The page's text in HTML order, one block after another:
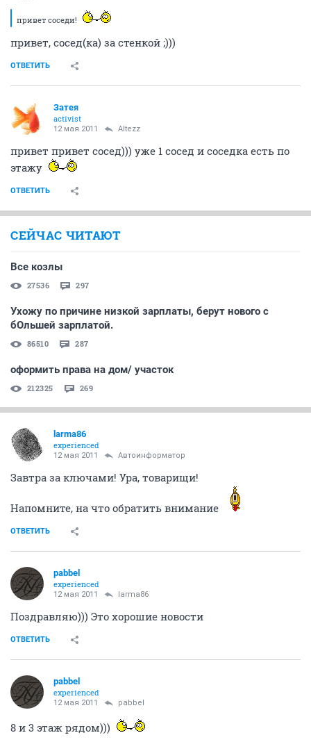
привет соседи!
привет, сосед(ка) за стенкой ;)))
ОТВЕТИТЬ
Затея
activist
12 мая 2011 Altezz
привет привет сосед))) уже 1 сосед и соседка есть по
этажу
ОТВЕТИТЬ
СЕЙЧАС ЧИТАЮТ
Все козлы
27536 297
Ухожу по причине низкой зарплаты, берут нового с
бОльшей зарплатой.
86510 287
оформить права на дом/ участок
212325 269
larma86
experienced
12 мая 2011 Автоинформатор
Завтра за ключами! Ура, товарищи!
Напомните, на что обратить внимание
ОТВЕТИТЬ
pabbel
experienced
12 мая 2011 larma86
Поздравляю))) Это хорошие новости
ОТВЕТИТЬ
pabbel
experienced
12 мая 2011 pabbel
8 и 3 этаж рядом)))